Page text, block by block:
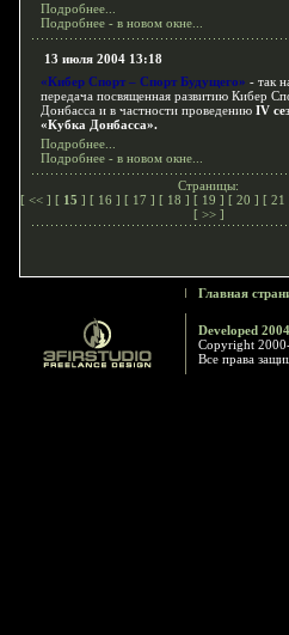
Подробнее...
Подробнее - в новом окне...
13 июля 2004 13:18
«Кибер Спорт – Спорт Будущего» - так
передача посвященная развитию Кибер
Донбасса и в частности проведению IV
«Кубка Донбасса».
Подробнее...
Подробнее - в новом окне...
Страницы:
[ << ] [ 15 ] [ 16 ] [ 17 ] [ 18 ] [ 19 ] [ 20 ] [ 21
[ >> ]
Главная
Developed
Copyright
Все права